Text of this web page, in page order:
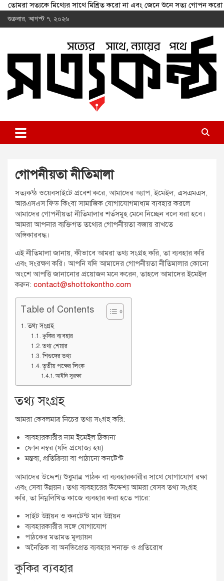
তোমরা সত্যকে মিথ্যের সাথে মিশ্রিত করো না এবং জেনে শুনে সত্য গোপন
Skip
to
শুক্রবার, আগস্ট ৭, ২০২৬
shottokontho.com
গোপনীয়তা নীতিমালা
সত্যকন্ঠ ওয়েবসাইটে প্রবেশ করে, আমাদের অ্যাপ, ইমেইল, এসএমএস,
আরএসএস ফিড কিংবা সামাজিক যোগাযোগমাধ্যম ব্যবহার করলে
আমাদের গোপনীয়তা নীতিমালার শর্তসমূহ মেনে নিচ্ছেন বলে ধরা হবে।
আমরা আপনার ব্যক্তিগত তথ্যের গোপনীয়তা বজায় রাখতে
অঙ্গিকারবদ্ধ।
এই নীতিমালা জানায়, কীভাবে আমরা তথ্য সংগ্রহ করি, তা ব্যবহার করি
এবং সংরক্ষণ করি। আপনি যদি আমাদের গোপনীয়তা নীতিমালার কোনো
অংশে আপত্তি জানানোর প্রয়োজন মনে করেন, তাহলে আমাদের ইমেইল
করুন: contact@shottokontho.com
Table of Contents
তথ্য সংগ্রহ
কুকির ব্যবহার
তথ্য শেয়ার
শিশুদের তথ্য
তৃতীয় পক্ষের লিংক
আইনি সুরক্ষা
তথ্য সংগ্রহ
আমরা কেবলমাত্র নিচের তথ্য সংগ্রহ করি:
ব্যবহারকারীর নাম ইমেইল ঠিকানা
ফোন নম্বর (যদি প্রযোজ্য হয়)
মন্তব্য, প্রতিক্রিয়া বা পাঠানো কনটেন্ট
আমাদের উদ্দেশ্য শুধুমাত্র পাঠক বা ব্যবহারকারীর সাথে যোগাযোগ রক্ষা
এবং সেবা উন্নয়ন। তথ্য ব্যবহারের উদ্দেশ্য আমরা যেসব তথ্য সংগ্রহ
করি, তা নিম্নলিখিত কাজে ব্যবহার করা হতে পারে:
সাইট উন্নয়ন ও কনটেন্ট মান উন্নয়ন
ব্যবহারকারীর সঙ্গে যোগাযোগ
পাঠকের মতামত মূল্যায়ন
অনৈতিক বা অনভিপ্রেত ব্যবহার শনাক্ত ও প্রতিরোধ
কুকির ব্যবহার